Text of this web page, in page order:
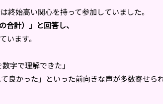
終始高い関心を持って参加していました。
合計）」と回答し、
います。
字で理解できた」
良かった」といった前向きな声が多数寄せられ